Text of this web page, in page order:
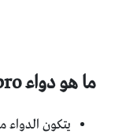
ما هو دواء ultibro بريزهالر؟
يتكون الدواء